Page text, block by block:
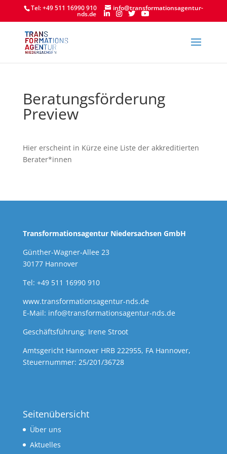
Tel: +49 511 16990 910 info@transformationsagentur-
nds.de
Beratungsförderung
Preview
Hier erscheint in Kürze eine Liste der akkreditierten
Berater*innen
Transformationsagentur Niedersachsen GmbH
Günther-Wagner-Allee 23
30177 Hannover
Tel: +49 511 16990 910
www.transformationsagentur-nds.de
E-Mail: info@transformationsagentur-nds.de
Geschäftsführung: Irene Stroot
Amtsgericht Hannover HRB 222955, FA Hannover,
Steuernummer: 25/201/36728
Seitenübersicht
Über uns
Aktuelles